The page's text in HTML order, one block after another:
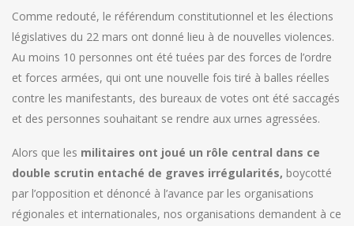
Comme redouté, le référendum constitutionnel et les élections
législatives du 22 mars ont donné lieu à de nouvelles violences.
Au moins 10 personnes ont été tuées par des forces de l’ordre
et forces armées, qui ont une nouvelle fois tiré à balles réelles
contre les manifestants, des bureaux de votes ont été saccagés
et des personnes souhaitant se rendre aux urnes agressées.
Alors que les militaires ont joué un rôle central dans ce
double scrutin entaché de graves irrégularités, boycotté
par l’opposition et dénoncé à l’avance par les organisations
régionales et internationales, nos organisations demandent à ce